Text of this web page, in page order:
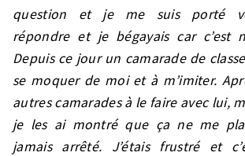
question et je me suis porté
répondre et je bégayais car c’est
Depuis ce jour un camarade de
se moquer de moi et à m’imiter.
autres camarades à le faire avec lui,
je les ai montré que ça ne me
jamais arrêté. J’étais frustré et